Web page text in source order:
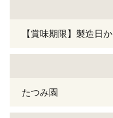
【賞味期限】製造日
たつみ園